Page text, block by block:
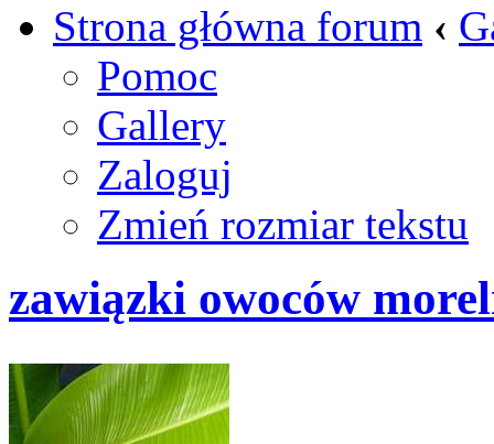
Strona główna forum ‹
Pomoc
Gallery
Zaloguj
Zmień rozmiar tekstu
zawiązki owoców